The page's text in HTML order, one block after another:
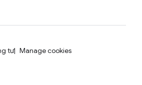
tư Manage cookies